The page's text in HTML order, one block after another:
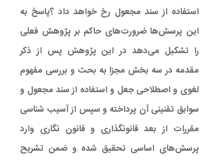
استفاده از سند مجعول رخ خواهد داد ؟پاسخ به
این پرسش‌ها ضرورت‌های حاکم بر پژوهش فعلی
را تشکیل می‌دهد در این پژوهش پس از ذکر
مقدمه در سه بخش مجزا به بحث و بررسی مفهوم
لغوی و اصطلاحی جعل و استفاده از سند مجعول و
سوابق تقنینی آن پرداخته و سپس از آسیب شناسی
مقررات از بعد قانونگذاری و قانون نگاری وارد
پرسش‌های اساسی تحقیق شده و ضمن تشریح